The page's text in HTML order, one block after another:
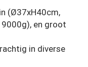
(Ø37xH40cm,
en groot
in diverse